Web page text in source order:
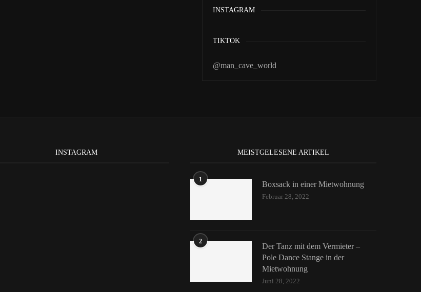
INSTAGRAM
TIKTOK
@man_cave_world
INSTAGRAM MEISTGELESENE ARTIKEL
1
Boxsack in einer Mietwohnung
Februar 28, 2022
2
Der Tanz mit dem Vermieter –
Pole Dance Stange in der
Mietwohnung
Juni 28, 2022